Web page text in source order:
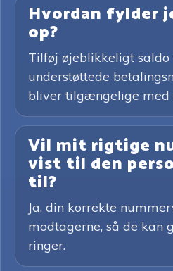
Hvordan fylder
op?
Tilføj øjeblikkeligt saldo
understøttede
bliver tilgængelige med
Vil mit rigtige
vist til den
til?
Ja, din korrekte
modtagerne, så de kan
ringer.